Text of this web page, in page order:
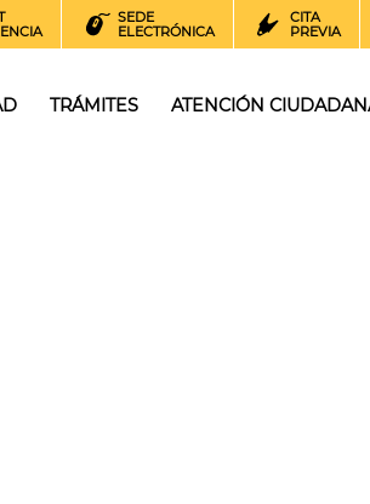
SEDE
ELECTRÓNICA
CITA
PREVIA
TRÁMITES ATENCIÓN